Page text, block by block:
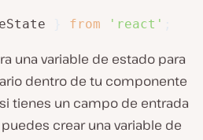
from 'react'
una variable de estado para
dentro de tu componente
tienes un campo de entrada
puedes crear una variable de